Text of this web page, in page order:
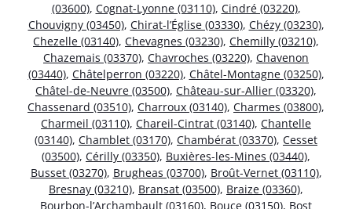
(03600), Cognat-Lyonne (03110), Cindré (03220),
Chouvigny (03450), Chirat-l’Église (03330), Chézy (03230),
Chezelle (03140), Chevagnes (03230), Chemilly (03210),
Chazemais (03370), Chavroches (03220), Chavenon
(03440), Châtelperron (03220), Châtel-Montagne (03250),
Châtel-de-Neuvre (03500), Château-sur-Allier (03320),
Chassenard (03510), Charroux (03140), Charmes (03800),
Charmeil (03110), Chareil-Cintrat (03140), Chantelle
(03140), Chamblet (03170), Chambérat (03370), Cesset
(03500), Cérilly (03350), Buxières-les-Mines (03440),
Busset (03270), Brugheas (03700), Broût-Vernet (03110),
Bresnay (03210), Bransat (03500), Braize (03360),
Bourbon-l’Archambault (03160), Bouce (03150), Bost